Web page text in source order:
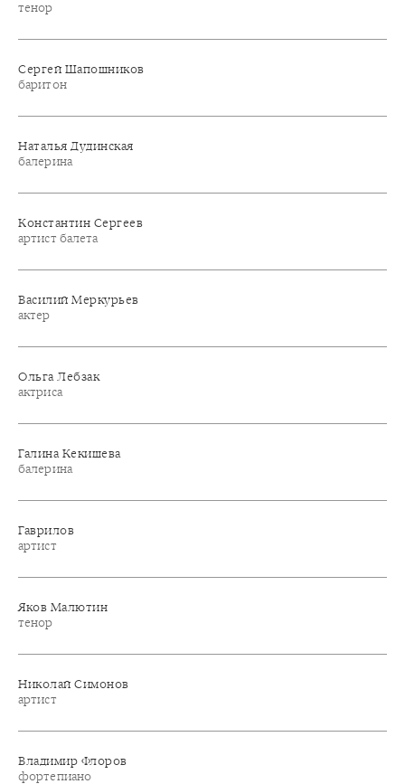
тенор
Сергей Шапошников
баритон
Наталья Дудинская
балерина
Константин Сергеев
артист балета
Василий Меркурьев
актер
Ольга Лебзак
актриса
Галина Кекишева
балерина
Гаврилов
артист
Яков Малютин
тенор
Николай Симонов
артист
Владимир Флоров
фортепиано